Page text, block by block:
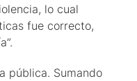
lo cual
fue correcto,
pública. Sumando